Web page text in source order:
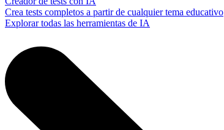
Crea tests completos a partir de cualquier tema educativo
Explorar todas las herramientas de IA